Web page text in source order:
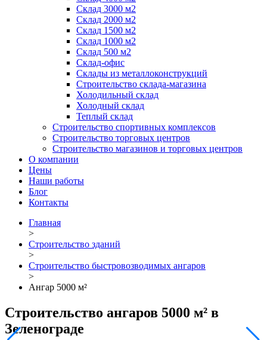
Склад 3000 м2
Склад 2000 м2
Склад 1500 м2
Склад 1000 м2
Склад 500 м2
Склад-офис
Склады из металлоконструкций
Строительство склада-магазина
Холодильный склад
Холодный склад
Теплый склад
Строительство спортивных комплексов
Строительство торговых центров
Строительство магазинов и торговых центров
О компании
Цены
Наши работы
Блог
Контакты
Главная
>
Строительство зданий
>
Строительство быстровозводимых ангаров
>
Ангар 5000 м²
Строительство ангаров 5000 м² в
Зеленограде